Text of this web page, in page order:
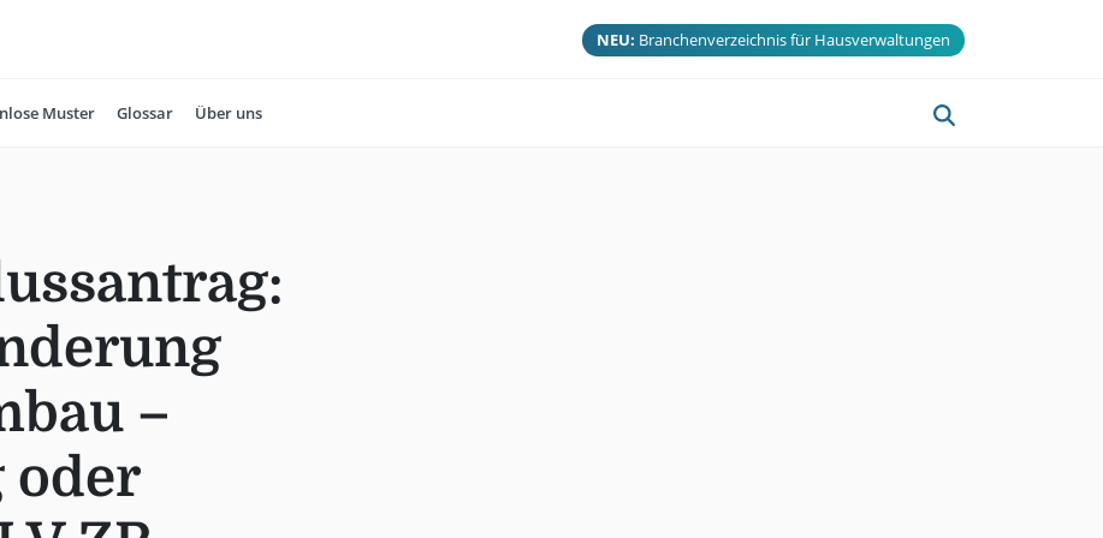
NEU: Branchenverzeichnis für Hausverwaltungen
Muster Glossar Über uns
–
oder